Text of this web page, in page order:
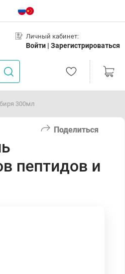
Личный кабинет:
Войти | Зарегистрироваться
300мл
Поделиться
пептидов и